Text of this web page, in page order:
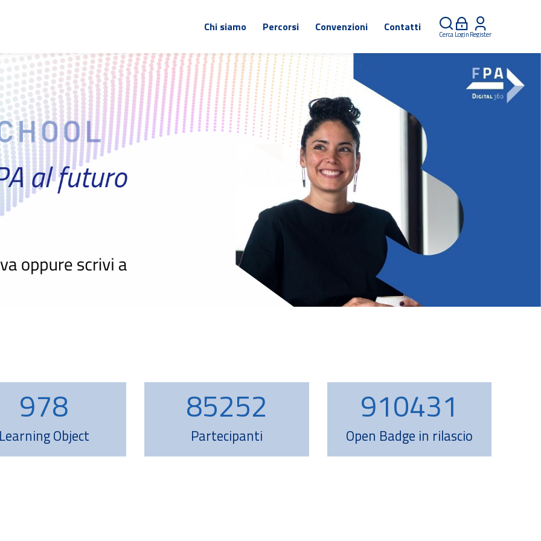
Chi siamo
Percorsi Convenzioni Contatti
CercaLoginRegister
1016
Learning Object
88555
Partecipanti
945710
Open Badge in rilascio